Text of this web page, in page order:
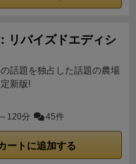
べます。その理由としては
が無い」という点にあり
生しないように作られて
なる手札が引けなくて
にすれば行き先を任意に
順番を悩みこそすれ，全て
良い事の中での悩み」で
コン・エアウェイズ社をテ
リバイズドエディシ
話題を独占した話題の農場
新版!
120分 45件
ートに追加する